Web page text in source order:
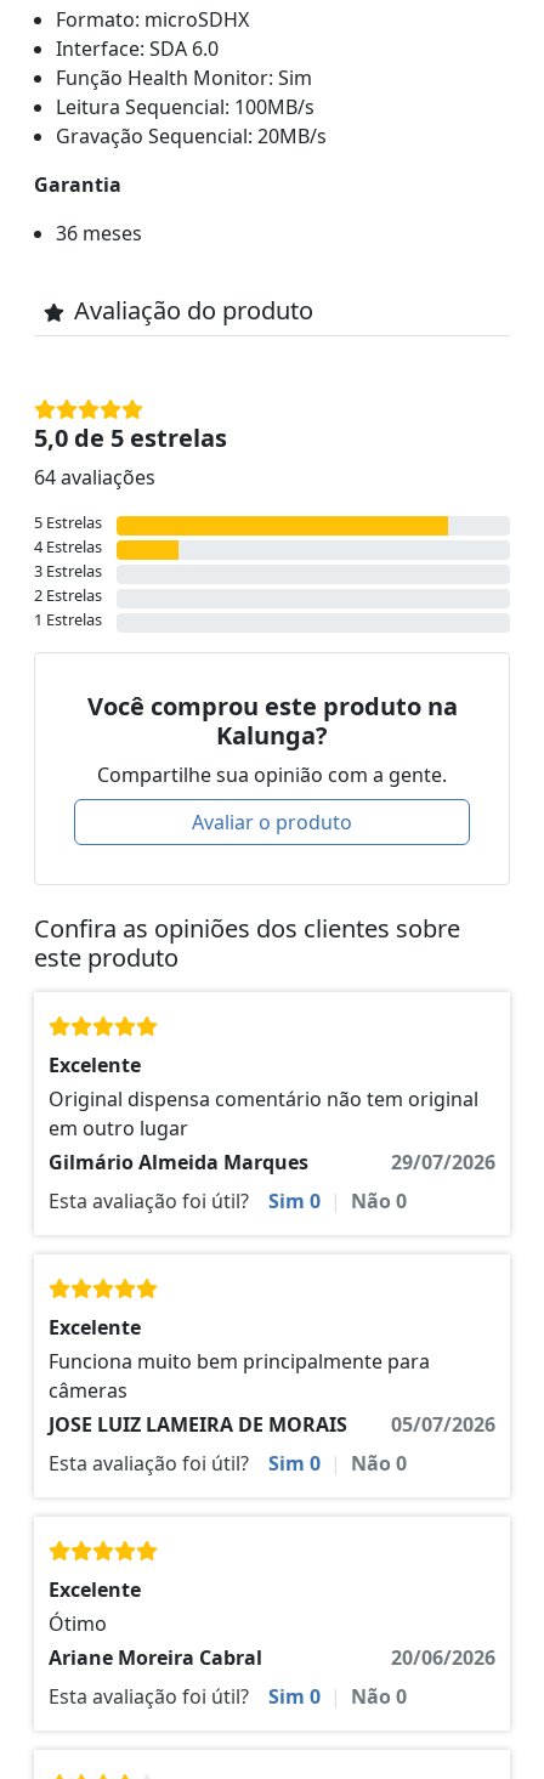
Formato: microSDHX
Interface: SDA 6.0
Função Health Monitor: Sim
Leitura Sequencial: 100MB/s
Gravação Sequencial: 20MB/s
Garantia
36 meses
Avaliação do produto
5,0 de 5 estrelas
64 avaliações
5 Estrelas
4 Estrelas
3 Estrelas
2 Estrelas
1 Estrelas
Você comprou este produto na
Kalunga?
Compartilhe sua opinião com a gente.
Avaliar o produto
Confira as opiniões dos clientes sobre
este produto
Excelente
Original dispensa comentário não tem original
em outro lugar
Gilmário Almeida Marques
29/07/2026
Esta avaliação foi útil?
Sim 0 | Não0
Excelente
Funciona muito bem principalmente para
câmeras
JOSE LUIZ LAMEIRA DE MORAIS
05/07/2026
Esta avaliação foi útil?
Sim 0 | Não0
Excelente
Ótimo
Ariane Moreira Cabral
20/06/2026
Esta avaliação foi útil?
Sim 0 | Não0